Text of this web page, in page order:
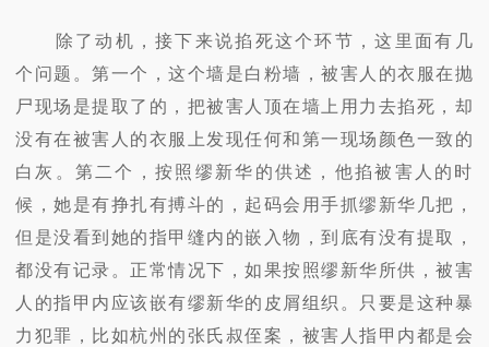
除了动机，接下来说掐死这个环节，这里面有几
个问题。第一个，这个墙是白粉墙，被害人的衣服在抛
尸现场是提取了的，把被害人顶在墙上用力去掐死，却
没有在被害人的衣服上发现任何和第一现场颜色一致的
白灰。第二个，按照缪新华的供述，他掐被害人的时
候，她是有挣扎有搏斗的，起码会用手抓缪新华几把，
但是没看到她的指甲缝内的嵌入物，到底有没有提取，
都没有记录。正常情况下，如果按照缪新华所供，被害
人的指甲内应该嵌有缪新华的皮屑组织。只要是这种暴
力犯罪，比如杭州的张氏叔侄案，被害人指甲内都是会